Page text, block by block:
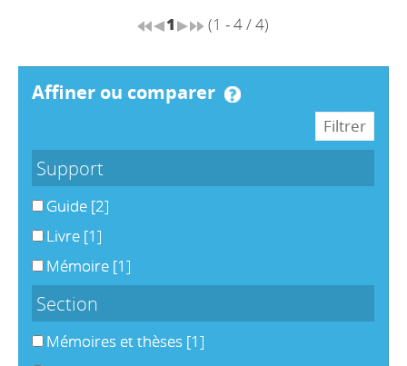
1 (1 - 4 / 4)
affiner ou comparer
Support
Guide [2]
Livre [1]
Mémoire [1]
Section
Mémoires et thèses [1]